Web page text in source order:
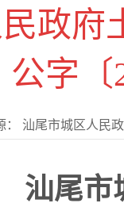
政府
公字〔
： 汕尾市城区人民
汕尾市